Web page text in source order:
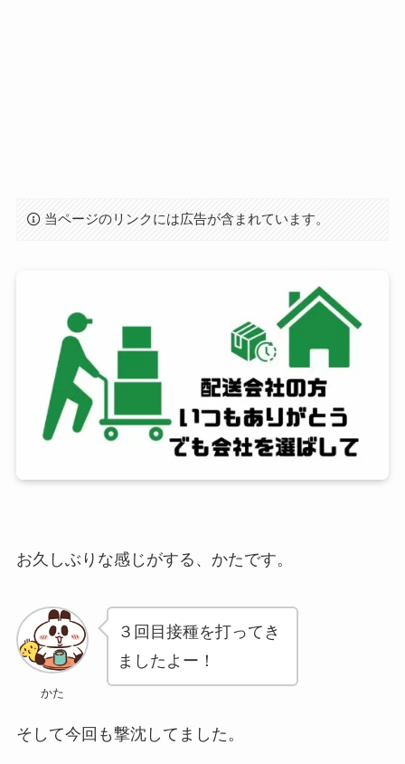
当ページのリンクには広告が含まれています。
お久しぶりな感じがする、かたです。
かた
３回目接種を打ってき
ましたよー！
そして今回も撃沈してました。